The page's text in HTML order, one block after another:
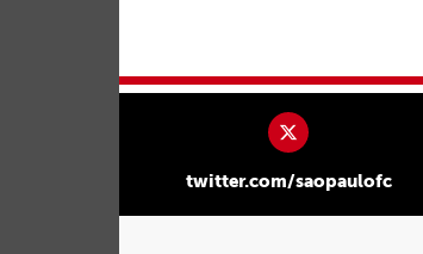
twitter.com/saopaulofc